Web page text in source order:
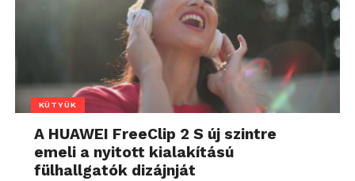
KÜTYÜK
A HUAWEI FreeClip 2 S új szintre
emeli a nyitott kialakítású
fülhallgatók dizájnját